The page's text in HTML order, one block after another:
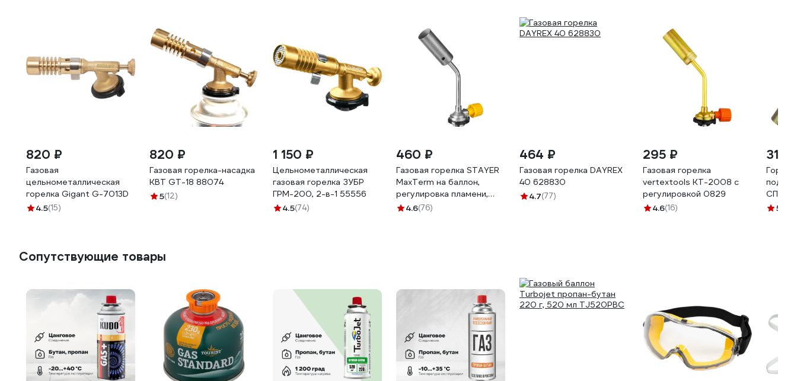
820 ₽
Газовая
цельнометаллическая
горелка Gigant G-7013D
4.5(15)
820 ₽
Газовая горелка-насадка
КВТ GT-18 88074
5(12)
1 150 ₽
Цельнометаллическая
газовая горелка ЗУБР
ГРМ-200, 2-в-1 55556
4.5(74)
460 ₽
Газовая горелка STAYER
MaxTerm на баллон,
регулировка пламени,
1300С 55588
4.6(76)
464 ₽
Газовая горелка DAYREX
40 628830
4.7(77)
295 ₽
Газовая горелка
vertextools КТ-2008 с
регулировкой 0829
4.6(16)
311 ₽
под
СПЕЦ
5
Сопутствующие товары